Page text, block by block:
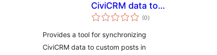
CiviCRM data to
Custom Posts
(0wszystkich
ocen
)
Provides a tool for synchronizing
CiviCRM data to custom posts in